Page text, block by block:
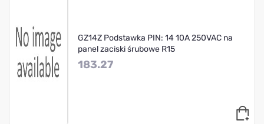
GZ14Z Podstawka PIN: 14 10A 250VAC na
panel zaciski śrubowe R15
183.27